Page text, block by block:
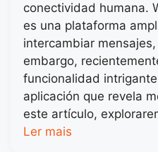
conectividad humana.
es una plataforma
intercambiar
embargo,
funcionalidad
aplicación que revela
este artículo,
Ler mais